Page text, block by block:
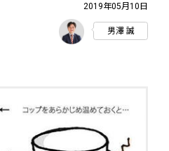
2019年05月10日
男澤 誠